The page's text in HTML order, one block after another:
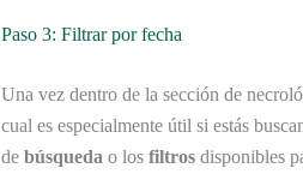
Paso 3: Filtrar por fecha
Una vez dentro de la sección de
cual es especialmente útil si estás
de búsqueda o los filtros disponibles